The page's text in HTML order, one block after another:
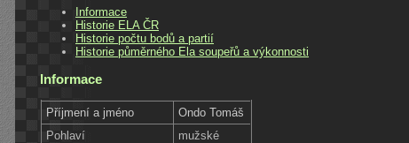
Informace
Historie ELA ČR
Historie počtu bodů a partií
Historie půměrného Ela soupeřů a výkonnosti
Informace
Příjmení a jméno
Ondo Tomáš
Pohlaví
mužské